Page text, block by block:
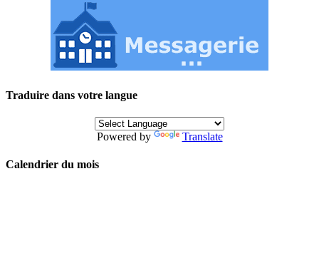
Traduire dans votre langue
Powered by Translate
Calendrier du mois